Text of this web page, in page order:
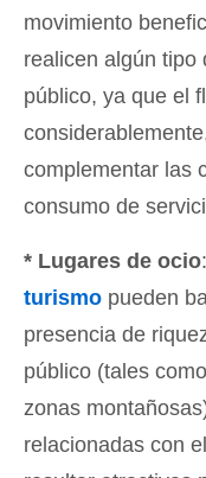
movimiento
realicen algún tipo
público, ya que el
complementar las
consumo de
* Lugares de ocio
turismo pueden
presencia de
público (tales
zonas
relacionadas con